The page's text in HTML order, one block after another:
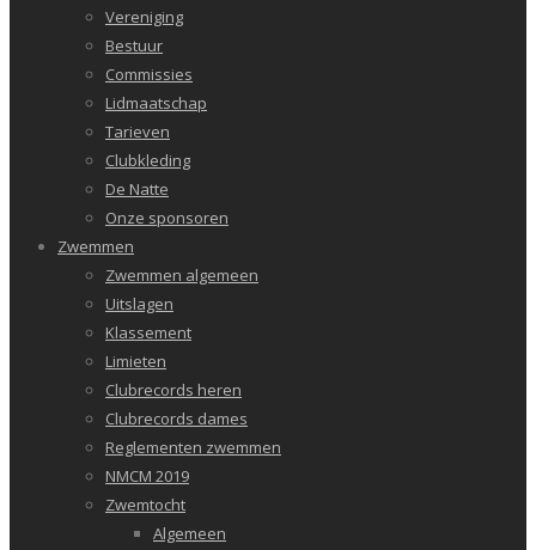
Vereniging
Bestuur
Commissies
Lidmaatschap
Tarieven
Clubkleding
De Natte
Onze sponsoren
Zwemmen
Zwemmen algemeen
Uitslagen
Klassement
Limieten
Clubrecords heren
Clubrecords dames
Reglementen zwemmen
NMCM 2019
Zwemtocht
Algemeen